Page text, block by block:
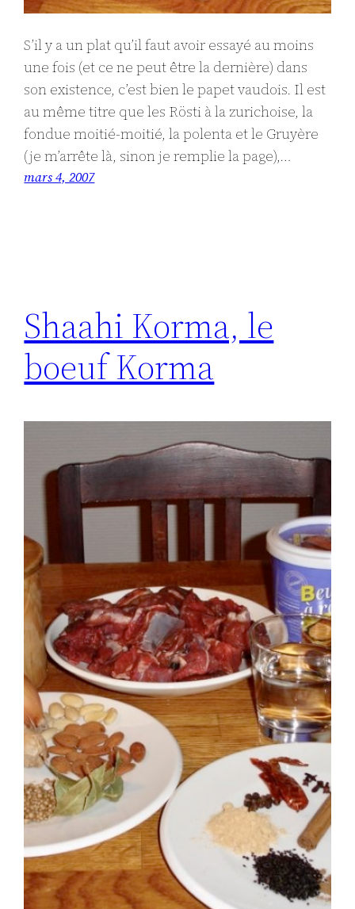
S’il y a un plat qu’il faut avoir essayé au moins
une fois (et ce ne peut être la dernière) dans
son existence, c’est bien le papet vaudois. Il est
au même titre que les Rösti à la zurichoise, la
fondue moitié-moitié, la polenta et le Gruyère
(je m’arrête là, sinon je remplie la page),…
mars 4, 2007
Shaahi Korma, le
boeuf Korma